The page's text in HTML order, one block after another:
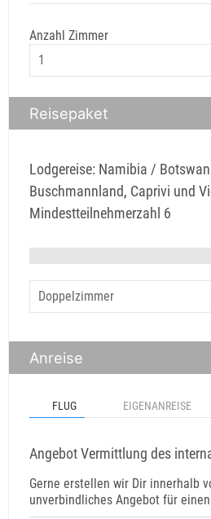
Anzahl Zimmer
Reisepaket
Lodgereise: Namibia /
Buschmannland, Caprivi und
Mindestteilnehmerzahl 6
Anreise
FLUG EIGENANREISE
Angebot Vermittlung des
Gerne erstellen wir Dir innerhalb
unverbindliches Angebot für